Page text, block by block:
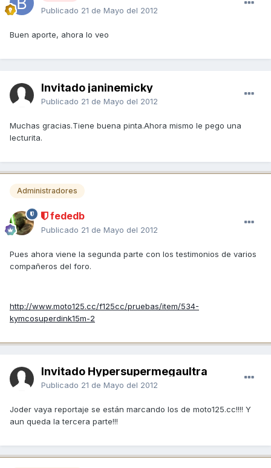
Publicado 21 de Mayo del 2012
Buen aporte, ahora lo veo
Invitado janinemicky
Publicado 21 de Mayo del 2012
Muchas gracias.Tiene buena pinta.Ahora mismo le pego una
lecturita.
Administradores
fededb
Publicado 21 de Mayo del 2012
Pues ahora viene la segunda parte con los testimonios de varios
compañeros del foro.
http://www.moto125.cc/f125cc/pruebas/item/534-
kymcosuperdink15m-2
Invitado Hypersupermegaultra
Publicado 21 de Mayo del 2012
Joder vaya reportaje se están marcando los de moto125.cc!!!! Y
aun queda la tercera parte!!!